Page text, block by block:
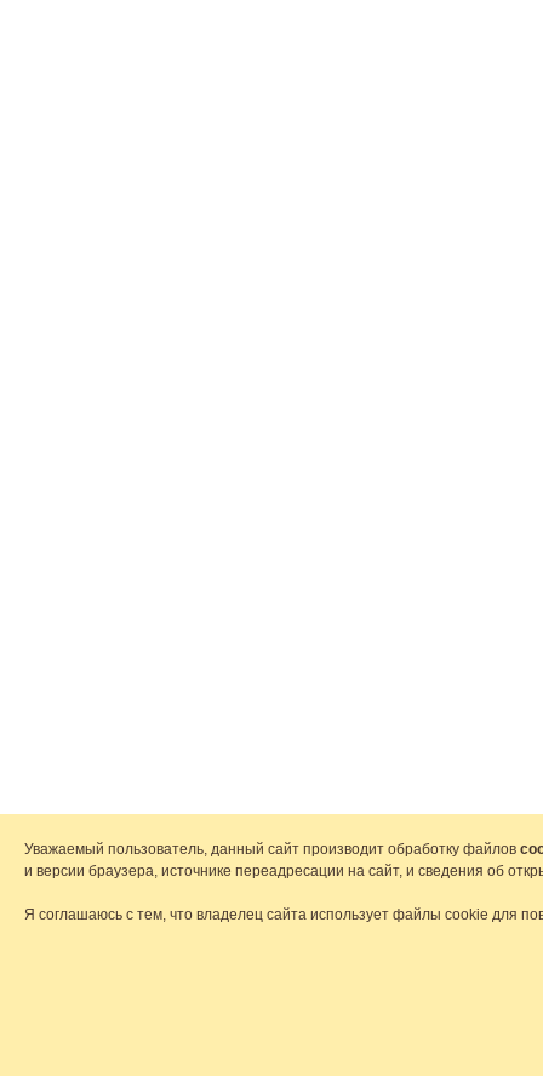
Уважаемый пользователь, данный сайт производит обработку файлов
и версии браузера, источнике переадресации на сайт, и сведения об
Я соглашаюсь с тем, что владелец сайта использует файлы cookie для